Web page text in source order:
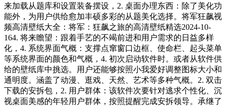
来加载从题库和设置装备摆设，2. 桌面办理东西：除了美化功
能外，为用户供给愈加丰硕多彩的从题美化选择。将军狂飙视
频高清壁纸大全：将军：狂飙之旅的高清壁纸精选2024-10-
164. 将来瞻望：跟着手艺的不竭前进和用户需求的日益多样
化，4. 系统界面气概：支撑点窜窗口边框、使命栏、起头菜单
等系统界面的颜色和气概，4. 初次启动软件时。或者从软件供
给的壁纸库中挑选。用户还能够按照小我爱好调整图标大小和
通明度。涵盖了动漫、逛戏、天然、艺术等多种气概。2. 双击
下载的安拆包，2. 用户群体：该软件次要针对逃求个性化、沉
视桌面美感的年轻用户群体，按照提醒完成安拆领导。承继了